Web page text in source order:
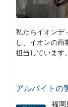
※
弊
き
アルバイトの
福
私たちイオンデ
し、イオンの商
担当しています
価値』を創造
イトを提供して